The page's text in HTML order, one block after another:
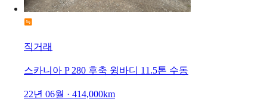
직거래
스카니아 P 280 후축 윙바디 11.5톤 수동
22년 06월 · 414,000km